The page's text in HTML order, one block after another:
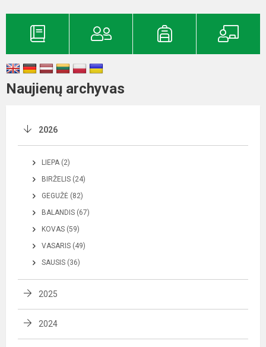
Naujienų archyvas
2026
LIEPA (2)
BIRŽELIS (24)
GEGUŽĖ (82)
BALANDIS (67)
KOVAS (59)
VASARIS (49)
SAUSIS (36)
2025
2024